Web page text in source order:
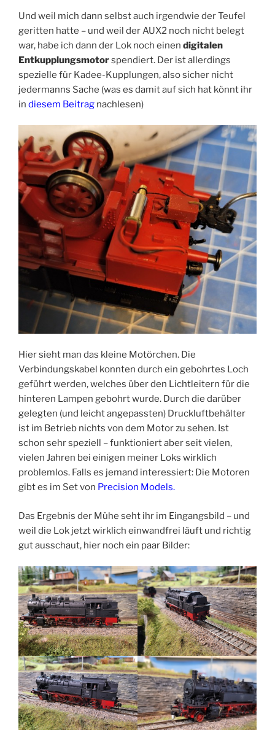
Und weil mich dann selbst auch irgendwie der Teufel
geritten hatte – und weil der AUX2 noch nicht belegt
war, habe ich dann der Lok noch einen digitalen
Entkupplungsmotorspendiert. Der ist allerdings
spezielle für Kadee-Kupplungen, also sicher nicht
jedermanns Sache (was es damit auf sich hat könnt ihr
in diesem Beitrag nachlesen)
Hier sieht man das kleine Motörchen. Die
Verbindungskabel konnten durch ein gebohrtes Loch
geführt werden, welches über den Lichtleitern für die
hinteren Lampen gebohrt wurde. Durch die darüber
gelegten (und leicht angepassten) Druckluftbehälter
ist im Betrieb nichts von dem Motor zu sehen. Ist
schon sehr speziell – funktioniert aber seit vielen,
vielen Jahren bei einigen meiner Loks wirklich
problemlos. Falls es jemand interessiert: Die Motoren
gibt es im Set von Precision Models.
Das Ergebnis der Mühe seht ihr im Eingangsbild – und
weil die Lok jetzt wirklich einwandfrei läuft und richtig
gut ausschaut, hier noch ein paar Bilder: